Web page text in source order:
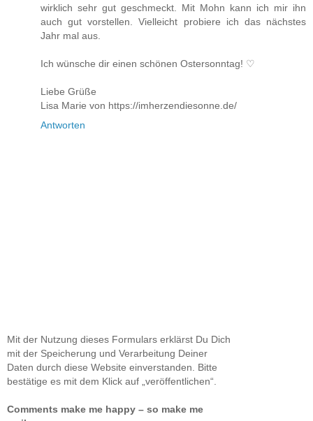
wirklich sehr gut geschmeckt. Mit Mohn kann ich mir ihn
auch gut vorstellen. Vielleicht probiere ich das nächstes
Jahr mal aus.
Ich wünsche dir einen schönen Ostersonntag! ♡
Liebe Grüße
Lisa Marie von https://imherzendiesonne.de/
Antworten
Mit der Nutzung dieses Formulars erklärst Du Dich
mit der Speicherung und Verarbeitung Deiner
Daten durch diese Website einverstanden. Bitte
bestätige es mit dem Klick auf „veröffentlichen“.
Comments make me happy – so make me